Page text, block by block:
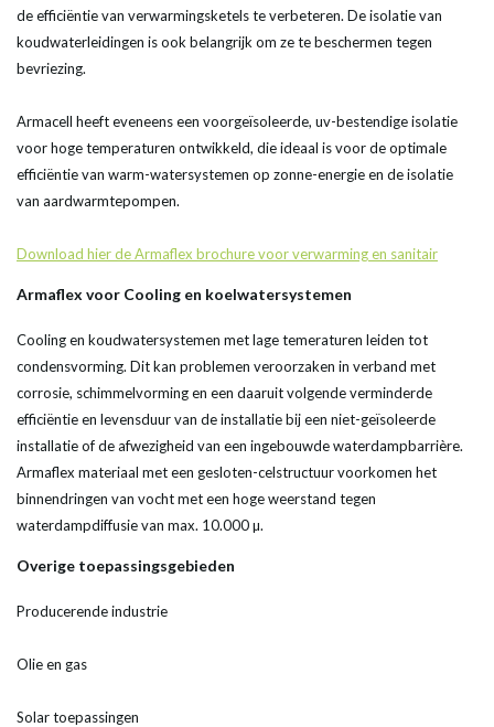
de efficiëntie van verwarmingsketels te verbeteren. De isolatie van
koudwaterleidingen is ook belangrijk om ze te beschermen tegen
bevriezing.
Armacell heeft eveneens een voorgeïsoleerde, uv-bestendige isolatie
voor hoge temperaturen ontwikkeld, die ideaal is voor de optimale
efficiëntie van warm-watersystemen op zonne-energie en de isolatie
van aardwarmtepompen.
Download hier de Armaflex brochure voor verwarming en sanitair
Armaflex voor Cooling en koelwatersystemen
Cooling en koudwatersystemen met lage temeraturen leiden tot
condensvorming. Dit kan problemen veroorzaken in verband met
corrosie, schimmelvorming en een daaruit volgende verminderde
efficiëntie en levensduur van de installatie bij een niet-geïsoleerde
installatie of de afwezigheid van een ingebouwde waterdampbarrière.
Armaflex materiaal met een gesloten-celstructuur voorkomen het
binnendringen van vocht met een hoge weerstand tegen
waterdampdiffusie van max. 10.000 µ.
Overige toepassingsgebieden
Producerende industrie
Olie en gas
Solar toepassingen